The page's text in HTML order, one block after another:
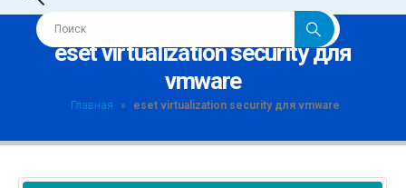
eset virtualization security для
vmware
Главная » eset virtualization security для vmware